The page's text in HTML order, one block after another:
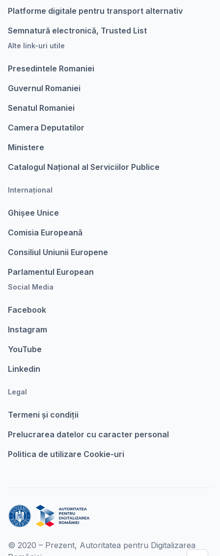
Platforme digitale pentru transport alternativ
Semnatură electronică, Trusted List
Alte link-uri utile
Presedintele Romaniei
Guvernul Romaniei
Senatul Romaniei
Camera Deputatilor
Ministere
Catalogul Național al Serviciilor Publice
Internațional
Ghișee Unice
Comisia Europeanǎ
Consiliul Uniunii Europene
Parlamentul European
Social Media
Facebook
Instagram
YouTube
Linkedin
Legal
Termeni şi condiții
Prelucrarea datelor cu caracter personal
Politica de utilizare Cookie-uri
© 2020 – Prezent, Autoritatea pentru Digitalizarea